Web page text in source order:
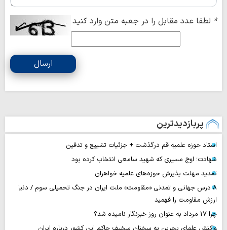
* لطفا عدد مقابل را در جعبه متن وارد کنید
ارسال
پربازدیدترین
استاد حوزه علمیه قم درگذشت + جزئیات تشییع و تدفین
شهادت؛ اوج مسیری که شهید سامعی انتخاب کرده بود
تمدید مهلت پذیرش حوزه‌های علمیه خواهران
۸ درس جهانی و تمدنی «مقاومت» ملت ایران در جنگ تحمیلی سوم / دنیا
ارزش مقاومت را فهمید
چرا 17 مرداد به عنوان روز خبرنگار نامیده شد؟